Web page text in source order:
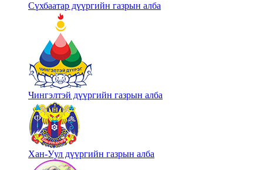
Сүхбаатар дүүргийн газрын алба
Чингэлтэй дүүргийн газрын алба
Хан-Уул дүүргийн газрын алба